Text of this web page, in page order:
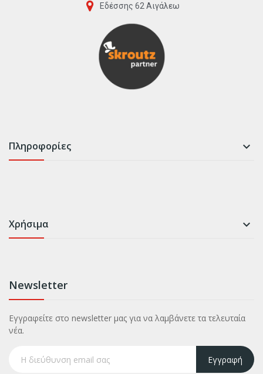
Εδέσσης 62 Αιγάλεω
Πληροφορίες 
Χρήσιμα 
Newsletter
Εγγραφείτε στο newsletter μας για να λαμβάνετε τα τελευταία
νέα.
Εγγραφή